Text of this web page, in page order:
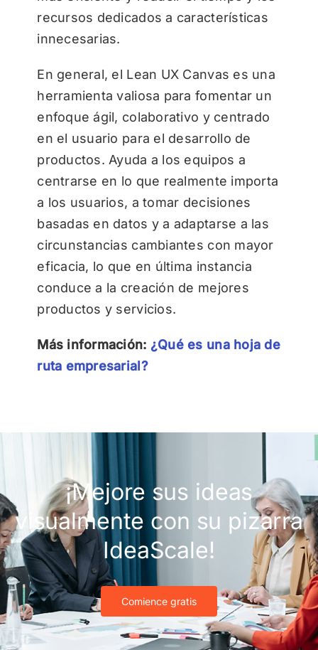
recursos dedicados a características
innecesarias.
En general, el Lean UX Canvas es una
herramienta valiosa para fomentar un
enfoque ágil, colaborativo y centrado
en el usuario para el desarrollo de
productos. Ayuda a los equipos a
centrarse en lo que realmente importa
a los usuarios, a tomar decisiones
basadas en datos y a adaptarse a las
circunstancias cambiantes con mayor
eficacia, lo que en última instancia
conduce a la creación de mejores
productos y servicios.
Más información: ¿Qué es una hoja de
ruta empresarial?
¡Mejore sus ideas
visualmente con su pizarra
IdeaScale!
Comience gratis